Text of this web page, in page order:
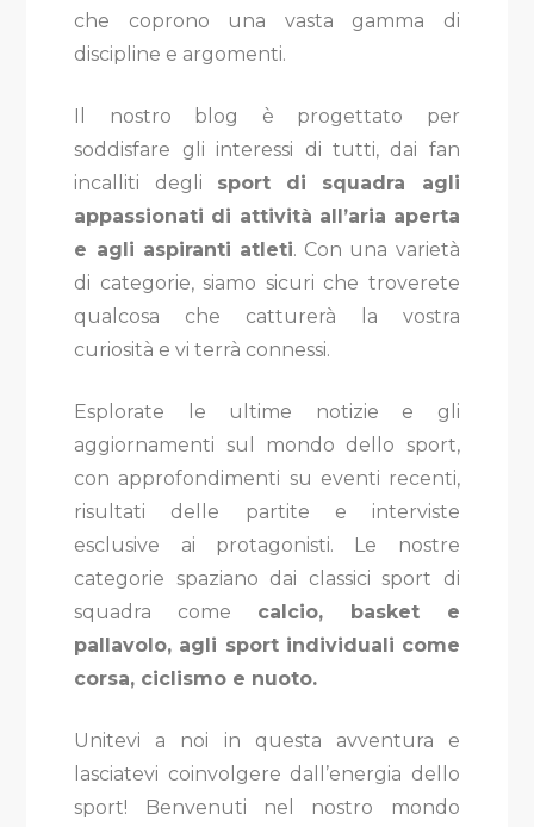
che coprono una vasta gamma di
discipline e argomenti.
Il nostro blog è progettato per
soddisfare gli interessi di tutti, dai fan
incalliti degli sport di squadra agli
appassionati di attività all’aria aperta
e agli aspiranti atleti. Con una varietà
di categorie, siamo sicuri che troverete
qualcosa che catturerà la vostra
curiosità e vi terrà connessi.
Esplorate le ultime notizie e gli
aggiornamenti sul mondo dello sport,
con approfondimenti su eventi recenti,
risultati delle partite e interviste
esclusive ai protagonisti. Le nostre
categorie spaziano dai classici sport di
squadra come calcio, basket e
pallavolo, agli sport individuali come
corsa, ciclismo e nuoto.
Unitevi a noi in questa avventura e
lasciatevi coinvolgere dall’energia dello
sport! Benvenuti nel nostro mondo